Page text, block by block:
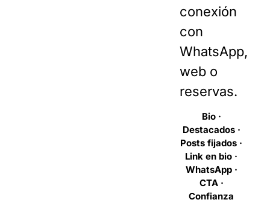
conexión
con
WhatsApp,
web o
reservas.
Bio ·
Destacados ·
Posts fijados ·
Link en bio ·
WhatsApp ·
CTA ·
Confianza